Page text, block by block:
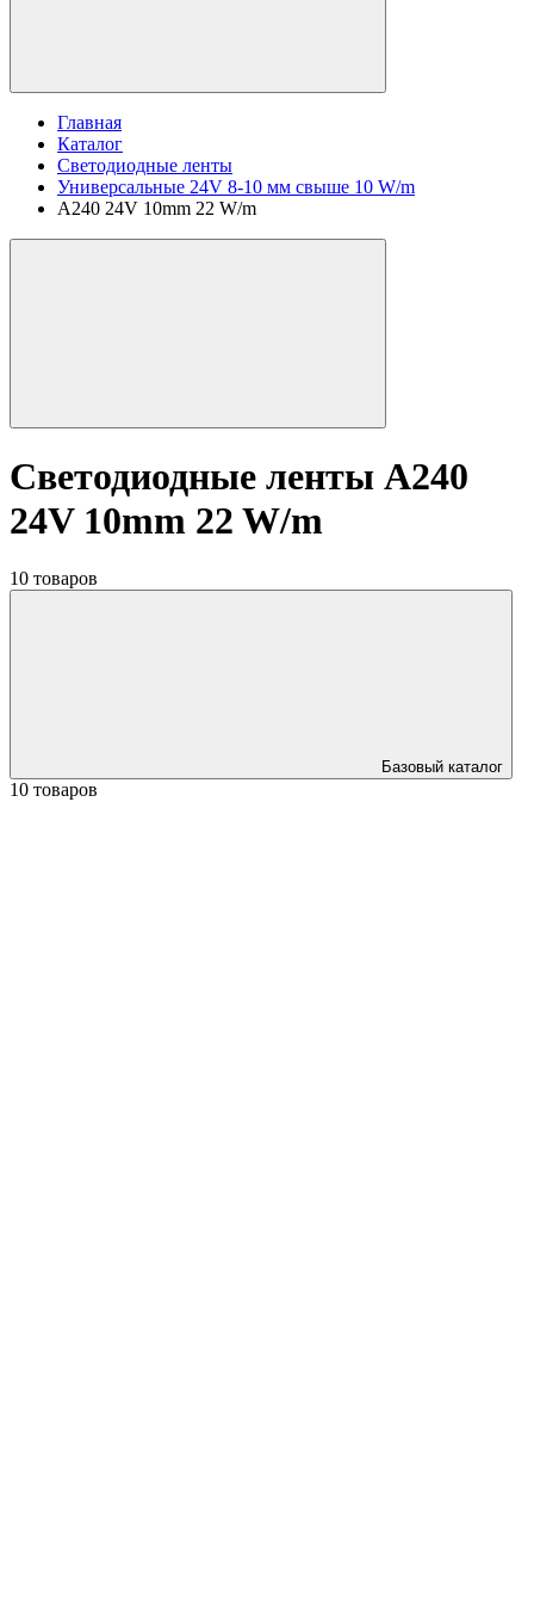
Главная
Каталог
Светодиодные ленты
Универсальные 24V 8-10 мм свыше 10 W/m
A240 24V 10mm 22 W/m
Светодиодные ленты A240
24V 10mm 22 W/m
10 товаров
Базовый каталог
10 товаров